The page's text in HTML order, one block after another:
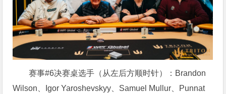
赛事#6决赛桌选手（从左后方顺时针）：Brandon
Wilson、Igor Yaroshevskyy、Samuel Mullur、Punnat